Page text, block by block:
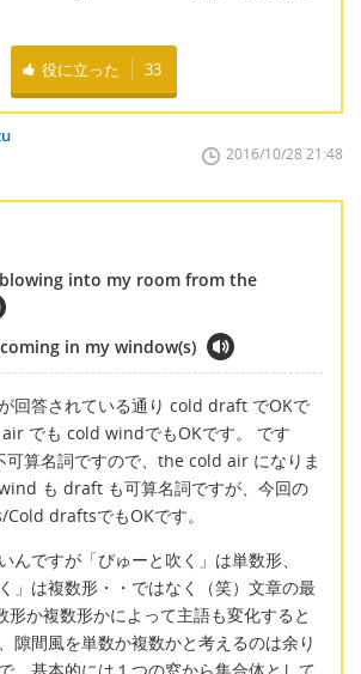
役に立った 33
2016/10/28 21:48
into my room from the
in my window(s)
回答されている通り cold draft でOKで
でも cold windでもOKです。 です
算名詞ですので、the cold air になりま
も draft も可算名詞ですが、今回の
draftsでもOKです。
んですが「ぴゅーと吹く」は単数形、
」は複数形・・ではなく（笑）文章の最
か複数形かによって主語も変化すると
間風を単数か複数かと考えるのは余り